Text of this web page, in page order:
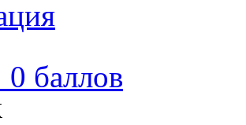
0 баллов